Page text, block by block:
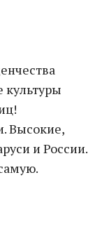
культуры
Высокие,
и России.